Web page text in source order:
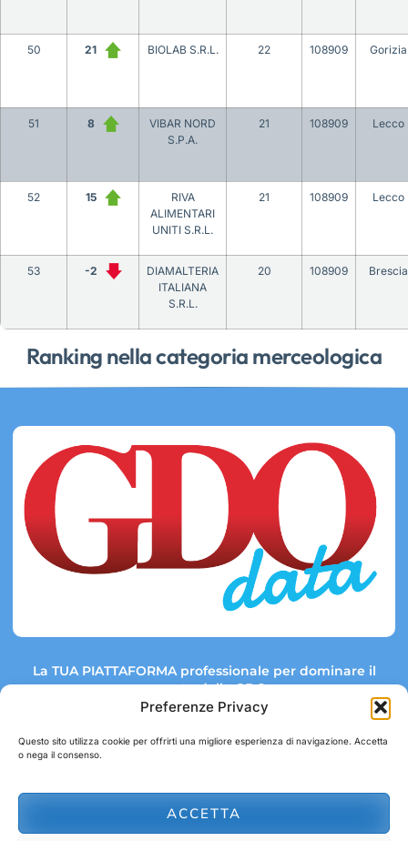
Preferenze Privacy
Questo sito utilizza cookie per offrirti una migliore esperienza di navigazione. Accetta
o nega il consenso.
ACCETTA
Ranking nella categoria merceologica
50 21 BIOLAB S.R.L. 22 108909 Gorizia
51 8
VIBAR NORD
S.P.A.
21 108909 Lecco
52 15
RIVA
ALIMENTARI
UNITI S.R.L.
21 108909 Lecco
53 -2
DIAMALTERIA
ITALIANA
S.R.L.
20 108909 Brescia
La TUA PIATTAFORMA professionale per dominare il
mercato della GDO.
Link rapidi:
abbonamenti@gdodata.it